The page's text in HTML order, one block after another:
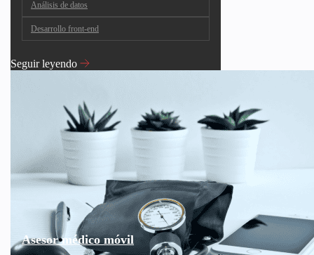
Análisis de datos
Desarrollo front-end
Seguir leyendo
Asesor médico móvil